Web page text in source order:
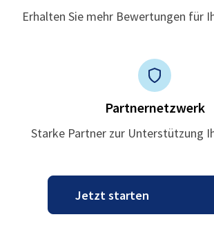
Erhalten Sie mehr Bewertungen für
Partnernetzwerk
Starke Partner zur Unterstützung